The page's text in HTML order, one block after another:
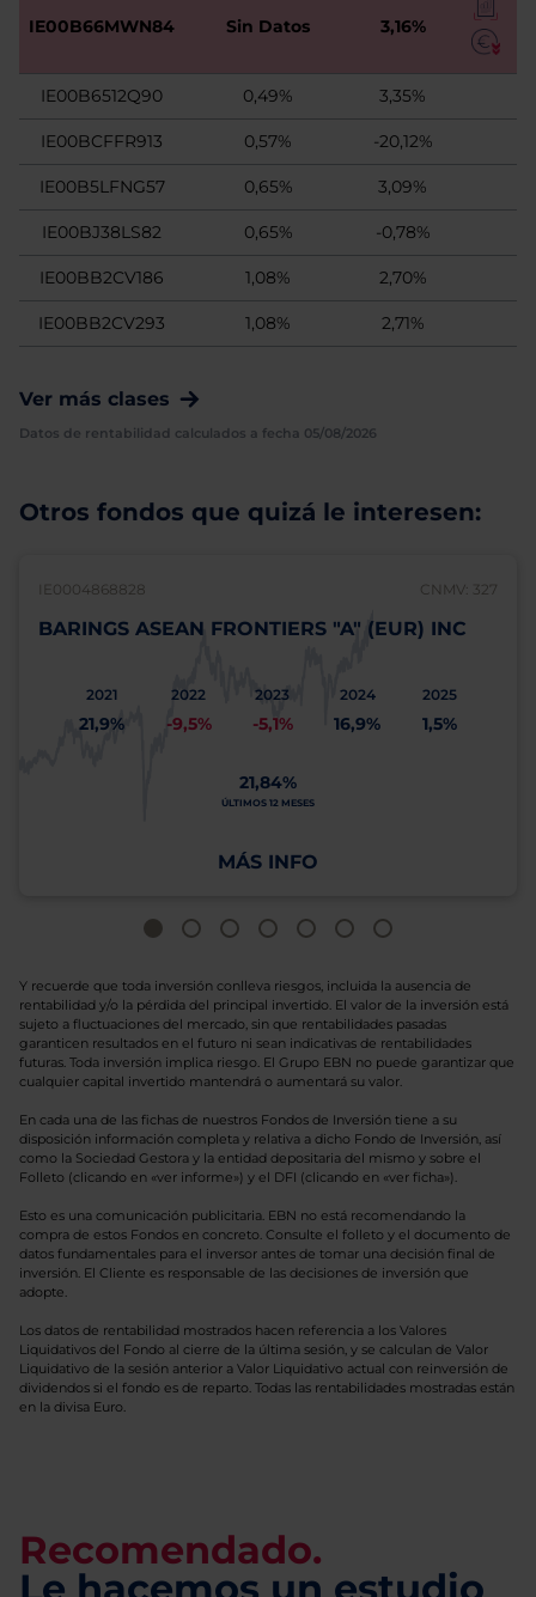
IE00B66MWN84 Sin Datos 3,16%
IE00B6512Q90 0,49% 3,35%
IE00BCFFR913 0,57% -20,12%
IE00B5LFNG57 0,65% 3,09%
IE00BJ38LS82 0,65% -0,78%
IE00BB2CV186 1,08% 2,70%
IE00BB2CV293 1,08% 2,71%
Ver más clases
Datos de rentabilidad calculados a fecha 05/08/2026
Otros fondos que quizá le interesen:
IE0004868828 CNMV: 327
BARINGS ASEAN FRONTIERS "A" (EUR) INC
2021
21,9%
2022
-9,5%
2023
-5,1%
2024
16,9%
2025
1,5%
21,84%
ÚLTIMOS 12 MESES
MÁS INFO
Y recuerde que toda inversión conlleva riesgos, incluida la ausencia de
rentabilidad y/o la pérdida del principal invertido. El valor de la inversión está
sujeto a fluctuaciones del mercado, sin que rentabilidades pasadas
garanticen resultados en el futuro ni sean indicativas de rentabilidades
futuras. Toda inversión implica riesgo. El Grupo EBN no puede garantizar que
cualquier capital invertido mantendrá o aumentará su valor.
En cada una de las fichas de nuestros Fondos de Inversión tiene a su
disposición información completa y relativa a dicho Fondo de Inversión, así
como la Sociedad Gestora y la entidad depositaria del mismo y sobre el
Folleto (clicando en «ver informe») y el DFI (clicando en «ver ficha»).
Esto es una comunicación publicitaria. EBN no está recomendando la
compra de estos Fondos en concreto. Consulte el folleto y el documento de
datos fundamentales para el inversor antes de tomar una decisión final de
inversión. El Cliente es responsable de las decisiones de inversión que
adopte.
Los datos de rentabilidad mostrados hacen referencia a los Valores
Liquidativos del Fondo al cierre de la última sesión, y se calculan de Valor
Liquidativo de la sesión anterior a Valor Liquidativo actual con reinversión de
dividendos si el fondo es de reparto. Todas las rentabilidades mostradas están
en la divisa Euro.
Recomendado.